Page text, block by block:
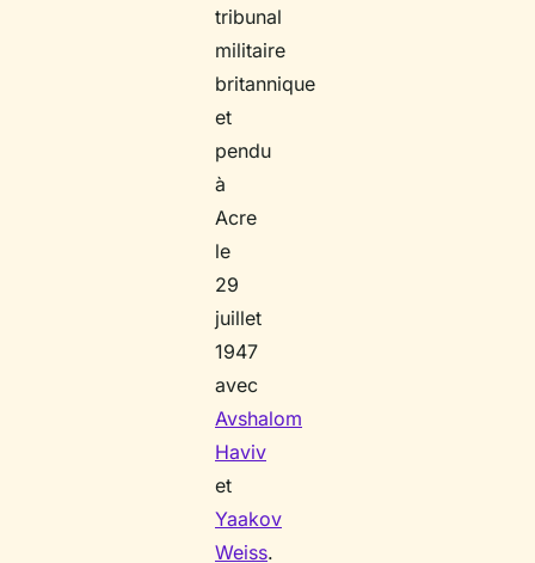
tribunal
militaire
britannique
et
pendu
à
Acre
le
29
juillet
1947
avec
Avshalom
Haviv
et
Yaakov
Weiss.